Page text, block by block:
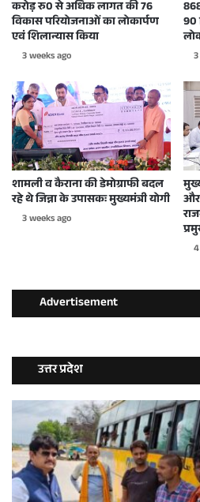
करोड़ रु0 से अधिक लागत की 76
विकास परियोजनाओं का लोकार्पण
एवं शिलान्यास किया
3 weeks ago
90
शामली व कैराना की डेमोग्राफी बदल
रहे थे जिन्ना के उपासकः मुख्यमंत्री योगी
3 weeks ago
और
Advertisement
उत्तर प्रदेश